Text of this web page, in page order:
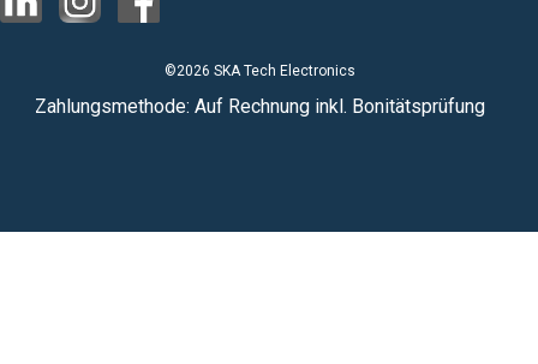
©2026 SKA Tech Electronics
Zahlungsmethode: Auf Rechnung inkl. Bonitätsprüfung